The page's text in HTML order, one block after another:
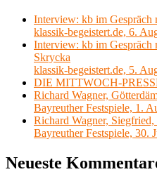
Interview: kb im
klassik-begeistert.de, 6.
Interview: kb im Gespräch
Skrycka
klassik-begeistert.de, 5.
DIE MITTWOCH-
Richard Wagner,
Bayreuther Festspiele, 1.
Richard Wagner,
Bayreuther Festspiele, 30.
Neueste